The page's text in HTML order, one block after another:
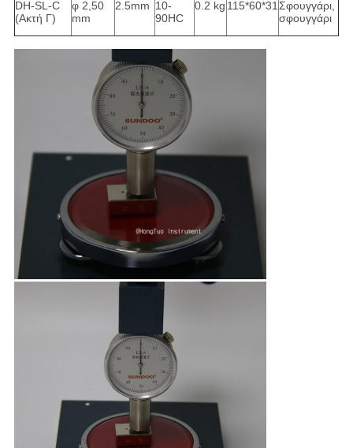
DH-SL-C
(Ακτή Γ)
φ 2,50
mm
2.5mm 10-
90HC
0.2 kg 115*60*31Σφουγγάρι,
σφουγγάρι